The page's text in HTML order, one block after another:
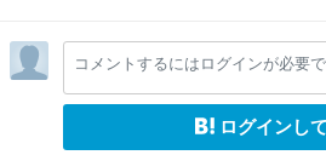
コメントするにはログインが必要
ログインし